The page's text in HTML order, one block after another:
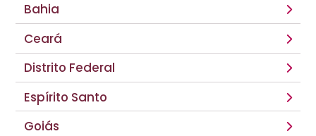
Bahia
Ceará
Distrito Federal
Espírito Santo
Goiás